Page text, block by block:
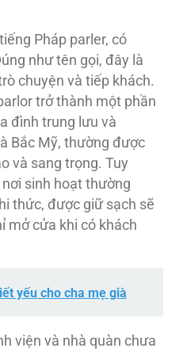
Pháp parler, có
như tên gọi, đây là
chuyện và tiếp khách.
trở thành một phần
đình trung lưu và
Bắc Mỹ, thường được
và sang trọng. Tuy
sinh hoạt thường
thức, được giữ sạch sẽ
mở cửa khi có khách
yếu cho cha mẹ già
viện và nhà quàn chưa